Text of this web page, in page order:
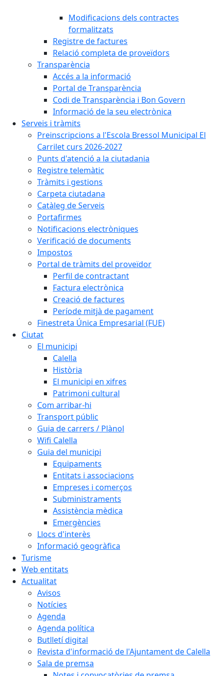
Modificacions dels contractes
formalitzats
Registre de factures
Relació completa de proveïdors
Transparència
Accés a la informació
Portal de Transparència
Codi de Transparència i Bon Govern
Informació de la seu electrònica
Serveis i tràmits
Preinscripcions a l'Escola Bressol Municipal El
Carrilet curs 2026-2027
Punts d'atenció a la ciutadania
Registre telemàtic
Tràmits i gestions
Carpeta ciutadana
Catàleg de Serveis
Portafirmes
Notificacions electròniques
Verificació de documents
Impostos
Portal de tràmits del proveïdor
Perfil de contractant
Factura electrònica
Creació de factures
Període mitjà de pagament
Finestreta Única Empresarial (FUE)
Ciutat
El municipi
Calella
Història
El municipi en xifres
Patrimoni cultural
Com arribar-hi
Transport públic
Guia de carrers / Plànol
Wifi Calella
Guia del municipi
Equipaments
Entitats i associacions
Empreses i comerços
Subministraments
Assistència mèdica
Emergències
Llocs d'interès
Informació geogràfica
Turisme
Web entitats
Actualitat
Avisos
Notícies
Agenda
Agenda política
Butlletí digital
Revista d'informació de l'Ajuntament de Calella
Sala de premsa